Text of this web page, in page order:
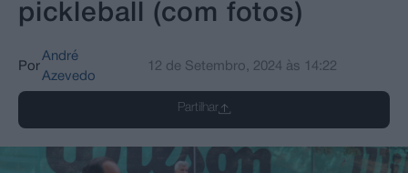
pickleball (com fotos)
Por
André
Azevedo
12 de Setembro, 2024 às 14:22
Partilhar